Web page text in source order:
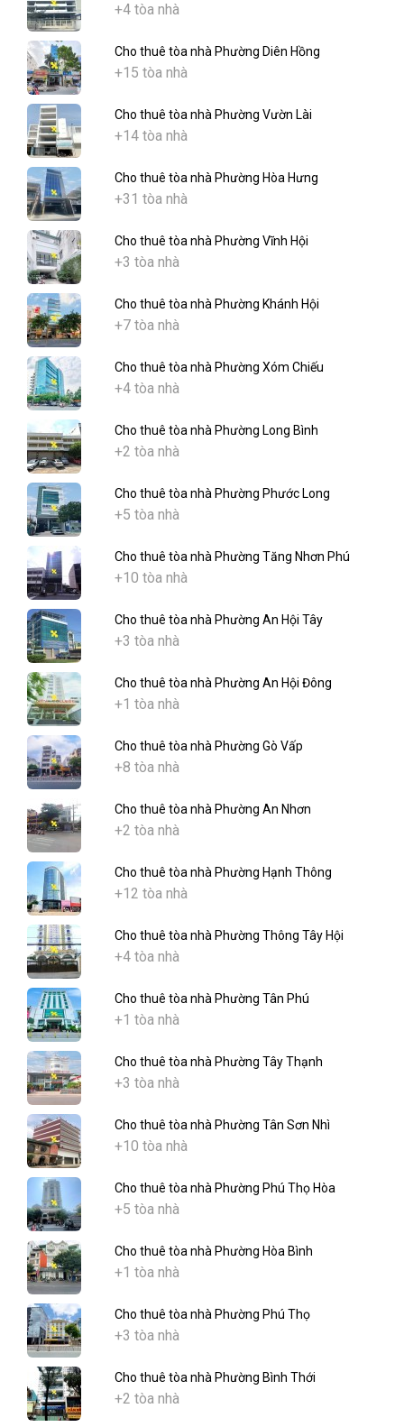
+4 tòa nhà
Cho thuê tòa nhà Phường Diên Hồng
+15 tòa nhà
Cho thuê tòa nhà Phường Vườn Lài
+14 tòa nhà
Cho thuê tòa nhà Phường Hòa Hưng
+31 tòa nhà
Cho thuê tòa nhà Phường Vĩnh Hội
+3 tòa nhà
Cho thuê tòa nhà Phường Khánh Hội
+7 tòa nhà
Cho thuê tòa nhà Phường Xóm Chiếu
+4 tòa nhà
Cho thuê tòa nhà Phường Long Bình
+2 tòa nhà
Cho thuê tòa nhà Phường Phước Long
+5 tòa nhà
Cho thuê tòa nhà Phường Tăng Nhơn Phú
+10 tòa nhà
Cho thuê tòa nhà Phường An Hội Tây
+3 tòa nhà
Cho thuê tòa nhà Phường An Hội Đông
+1 tòa nhà
Cho thuê tòa nhà Phường Gò Vấp
+8 tòa nhà
Cho thuê tòa nhà Phường An Nhơn
+2 tòa nhà
Cho thuê tòa nhà Phường Hạnh Thông
+12 tòa nhà
Cho thuê tòa nhà Phường Thông Tây Hội
+4 tòa nhà
Cho thuê tòa nhà Phường Tân Phú
+1 tòa nhà
Cho thuê tòa nhà Phường Tây Thạnh
+3 tòa nhà
Cho thuê tòa nhà Phường Tân Sơn Nhì
+10 tòa nhà
Cho thuê tòa nhà Phường Phú Thọ Hòa
+5 tòa nhà
Cho thuê tòa nhà Phường Hòa Bình
+1 tòa nhà
Cho thuê tòa nhà Phường Phú Thọ
+3 tòa nhà
Cho thuê tòa nhà Phường Bình Thới
+2 tòa nhà